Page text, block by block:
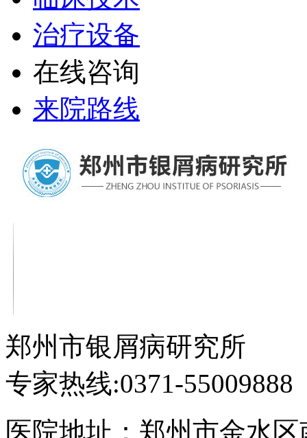
治疗设备
在线咨询
来院路线
郑州市银屑病研究所
专家热线:0371-55009888
医院地址：郑州市金水